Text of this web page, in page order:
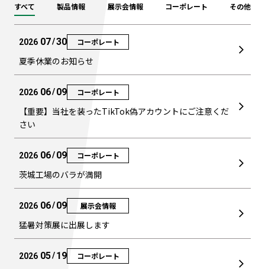
すべて 製品情報 展示会情報 コーポレート その他
2026 07/30 コーポレート
夏季休業のお知らせ
2026 06/09 コーポレート
【重要】当社を装ったTikTok偽アカウントにご注意くだ
さい
2026 06/09 コーポレート
茨城工場のバラが満開
2026 06/09 展示会情報
猛暑対策展に出展します
2026 05/19 コーポレート